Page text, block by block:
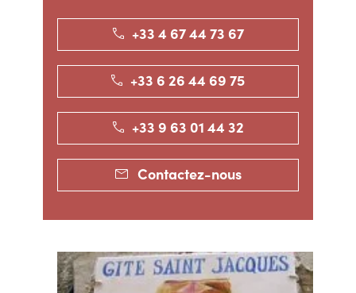
+33 4 67 44 73 67
+33 6 26 44 69 75
+33 9 63 01 44 32
Contactez-nous